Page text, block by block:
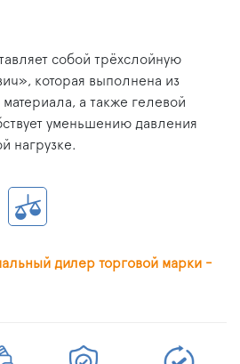
собой трёхслойную
которая выполнена из
а также гелевой
уменьшению давления
нагрузке.
дилер торговой марки -